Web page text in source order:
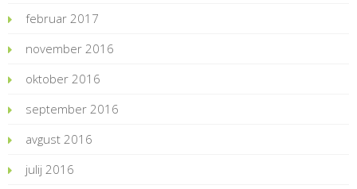
februar 2017
november 2016
oktober 2016
september 2016
avgust 2016
julij 2016